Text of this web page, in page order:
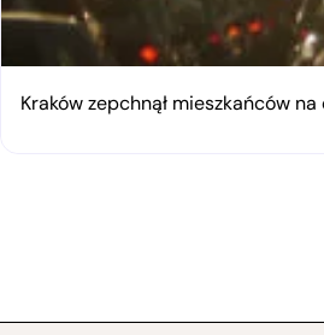
Kraków zepchnął mieszkańców